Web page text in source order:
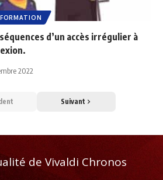
d’un accès irrégulier à
2022
Suivant
de Vivaldi Chronos